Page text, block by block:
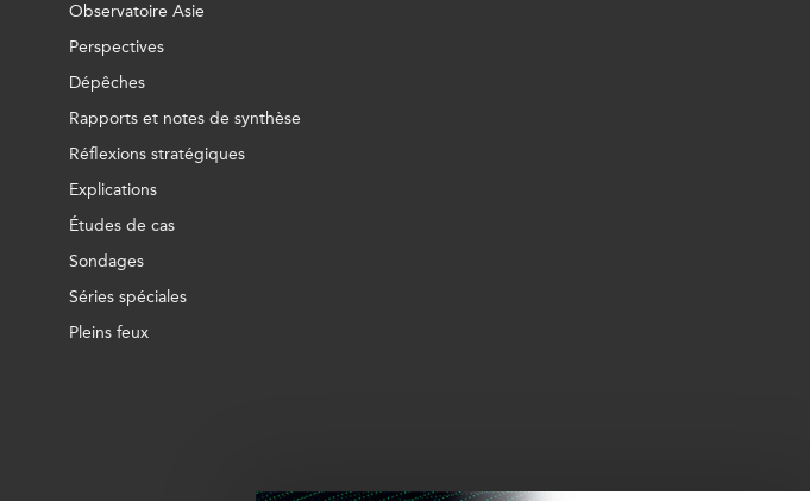
Observatoire Asie
Perspectives
Dépêches
Rapports et notes de synthèse
Réflexions stratégiques
Explications
Études de cas
Sondages
Séries spéciales
Pleins feux